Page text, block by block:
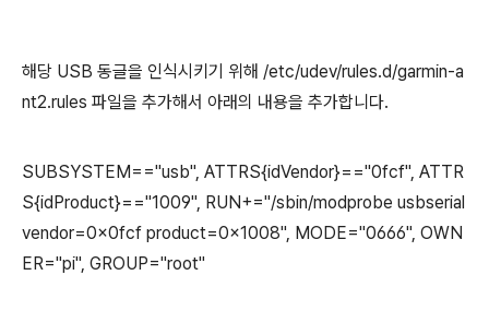
해당 USB 동글을 인식시키기 위해 /etc/udev/rules.d/garmin-a
nt2.rules 파일을 추가해서 아래의 내용을 추가합니다.
SUBSYSTEM=="usb", ATTRS{idVendor}=="0fcf", ATTR
S{idProduct}=="1009", RUN+="/sbin/modprobe usbserial
vendor=0x0fcf product=0x1008", MODE="0666", OWN
ER="pi", GROUP="root"